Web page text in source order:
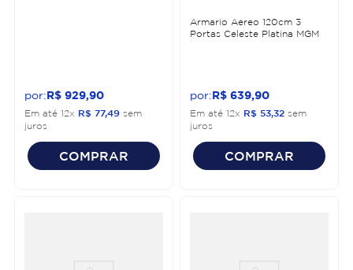
R$ 929 90
Em até 12x R$ 77,49 sem
juros
COMPRAR
Armario Aereo 120cm 3
Portas Celeste Platina MGM
R$ 639 90
Em até 12x R$ 53 32 sem
juros
COMPRAR